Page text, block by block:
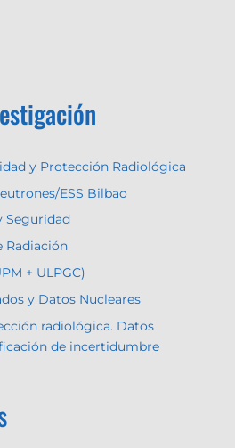
y Protección Radiológica
ESS Bilbao
Seguridad
Radiación
+ ULPGC)
y Datos Nucleares
radiológica. Datos
de incertidumbre